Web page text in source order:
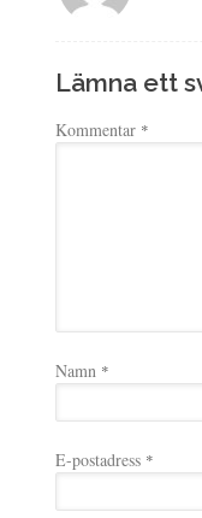
Lämna ett
Kommentar *
Namn *
E-postadress *